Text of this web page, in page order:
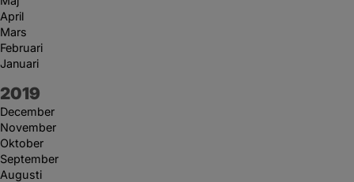
April
Mars
Februari
Januari
År:
2019
December
November
Oktober
September
Augusti